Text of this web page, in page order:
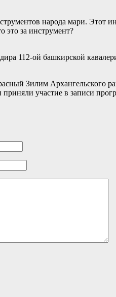
народа мари. Этот
это за инструмент?
112-ой башкирской
Зилим Архангельского
приняли участие в записи